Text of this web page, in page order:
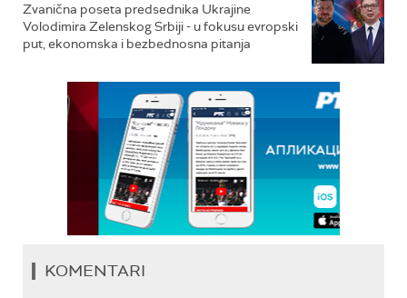
Zvanična poseta predsednika Ukrajine
Volodimira Zelenskog Srbiji - u fokusu evropski
put, ekonomska i bezbednosna pitanja
KOMENTARI